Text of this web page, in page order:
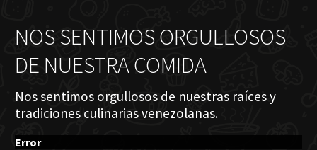
NOS SENTIMOS ORGULLOSOS
DE NUESTRA COMIDA
Nos sentimos orgullosos de nuestras raíces y
tradiciones culinarias venezolanas.
Error